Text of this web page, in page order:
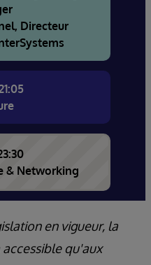
Directeur
& Networking
en vigueur, la
qu'aux